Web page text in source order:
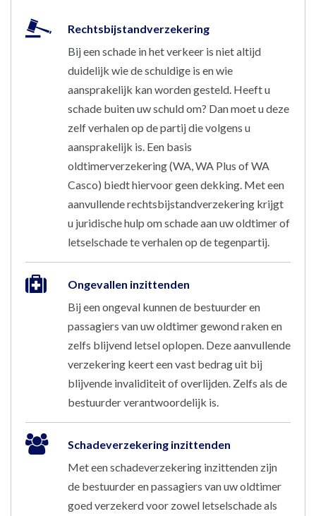
Rechtsbijstandverzekering
Bij een schade in het verkeer is niet altijd
duidelijk wie de schuldige is en wie
aansprakelijk kan worden gesteld. Heeft u
schade buiten uw schuld om? Dan moet u deze
zelf verhalen op de partij die volgens u
aansprakelijk is. Een basis
oldtimerverzekering (WA, WA Plus of WA
Casco) biedt hiervoor geen dekking. Met een
aanvullende rechtsbijstandverzekering krijgt
u juridische hulp om schade aan uw oldtimer of
letselschade te verhalen op de tegenpartij.
Ongevallen inzittenden
Bij een ongeval kunnen de bestuurder en
passagiers van uw oldtimer gewond raken en
zelfs blijvend letsel oplopen. Deze aanvullende
verzekering keert een vast bedrag uit bij
blijvende invaliditeit of overlijden. Zelfs als de
bestuurder verantwoordelijk is.
Schadeverzekering inzittenden
Met een schadeverzekering inzittenden zijn
de bestuurder en passagiers van uw oldtimer
goed verzekerd voor zowel letselschade als